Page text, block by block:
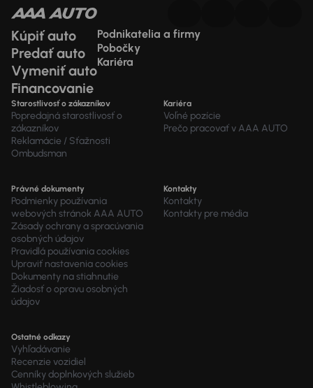
Kúpiť auto
Predať auto
Vymeniť auto
Financovanie
Podnikatelia a firmy
Pobočky
Kariéra
Starostlivosť o zákazníkov
Popredajná starostlivosť o
zákazníkov
Reklamácie / Sťažnosti
Ombudsman
Kariéra
Voľné pozície
Prečo pracovať v AAA AUTO
Právné dokumenty
Podmienky používania
webových stránok AAA AUTO
Zásady ochrany a spracúvania
osobných údajov
Pravidlá používania cookies
Upraviť nastavenia cookies
Dokumenty na stiahnutie
Žiadosť o opravu osobných
údajov
Kontakty
Kontakty
Kontakty pre média
Ostatné odkazy
Vyhľadávanie
Recenzie vozidiel
Cenníky doplnkových služieb